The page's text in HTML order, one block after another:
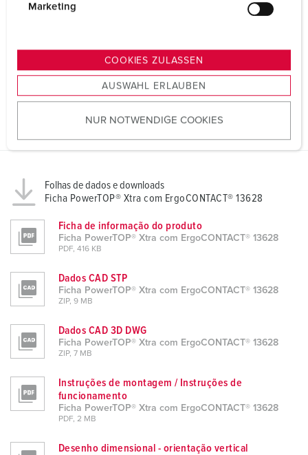
s
u
w
a
l
Marketing
COOKIES ZULASSEN
AUSWAHL ERLAUBEN
NUR NOTWENDIGE COOKIES
Folhas de dados e downloads
Ficha PowerTOP® Xtra com ErgoCONTACT® 13628
Ficha de informação do produto
Ficha PowerTOP® Xtra com ErgoCONTACT® 13628
PDF, 416 KB
Dados CAD STP
Ficha PowerTOP® Xtra com ErgoCONTACT® 13628
ZIP, 9 MB
Dados CAD 3D DWG
Ficha PowerTOP® Xtra com ErgoCONTACT® 13628
ZIP, 7 MB
Instruções de montagem / Instruções de
funcionamento
Ficha PowerTOP® Xtra com ErgoCONTACT® 13628
PDF, 2 MB
Desenho dimensional - orientação vertical